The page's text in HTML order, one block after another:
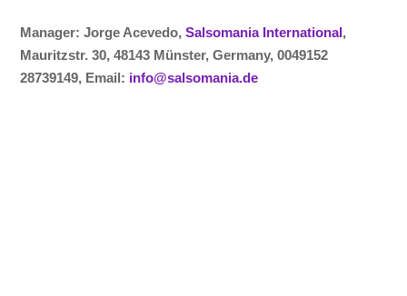
Manager: Jorge Acevedo,Salsomania International,
Mauritzstr. 30, 48143 Münster, Germany, 0049152
28739149, Email: info@salsomania.de